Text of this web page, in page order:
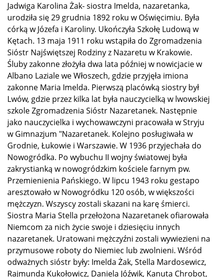
Jadwiga Karolina Żak- siostra Imelda, nazaretanka,
urodziła się 29 grudnia 1892 roku w Oświęcimiu. Była
córką w Józefa i Karoliny. Ukończyła Szkołę Ludową w
Kętach. 13 maja 1911 roku wstąpiła do Zgromadzenia
Sióstr Najświętszej Rodziny z Nazaretu w Krakowie.
Śluby zakonne złożyła dwa lata później w nowicjacie w
Albano Laziale we Włoszech, gdzie przyjęła imiona
zakonne Maria Imelda. Pierwszą placówką siostry był
Lwów, gdzie przez kilka lat była nauczycielką w lwowskiej
szkole Zgromadzenia Sióstr Nazaretanek. Następnie
jako nauczycielka i wychowawczyni pracowała w Stryju
w Gimnazjum "Nazaretanek. Kolejno posługiwała w
Grodnie, Łukowie i Warszawie. W 1936 przyjechała do
Nowogródka. Po wybuchu II wojny światowej była
zakrystianką w nowogródzkim kościele farnym pw.
Przemienienia Pańskiego. W lipcu 1943 roku gestapo
aresztowało w Nowogródku 120 osób, w większości
mężczyzn. Wszyscy zostali skazani na karę śmierci.
Siostra Maria Stella przełożona Nazaretanek ofiarowała
Niemcom za nich życie swoje i dziesięciu innych
nazaretanek. Uratowani mężczyźni zostali wywiezieni na
przymusowe roboty do Niemiec lub zwolnieni. Wśród
odważnych sióstr były: Imelda Żak, Stella Mardosewicz,
Rajmunda Kukołowicz, Daniela Jóźwik, Kanuta Chrobot,